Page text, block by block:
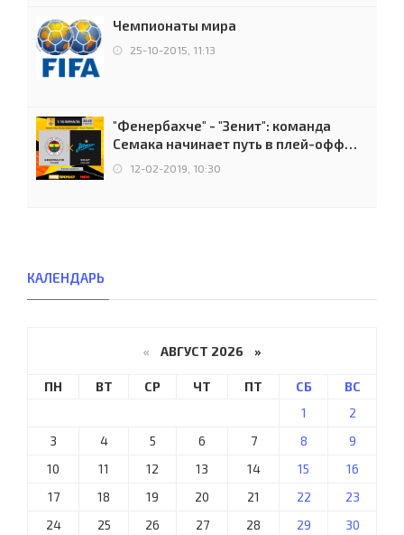
Чемпионаты мира
25-10-2015, 11:13
"Фенербахче" - "Зенит": команда
Семака начинает путь в плей-офф
Лиги Европы
12-02-2019, 10:30
КАЛЕНДАРЬ
« АВГУСТ 2026 »
ПН ВТ СР ЧТ ПТ СБ
ВС
1
2
3
4 5 6 7 8
9
10
11 12 13 14 15
16
17
18 19 20 21 22
23
24
25 26 27 28 29
30